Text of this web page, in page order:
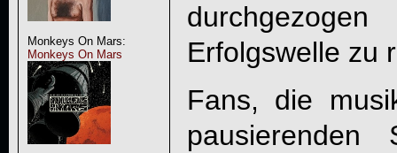
Monkeys On Mars:
Monkeys On Mars
Erfolgswelle zu
Fans, die
pausierenden